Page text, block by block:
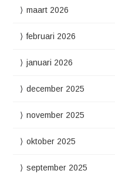
maart 2026
februari 2026
januari 2026
december 2025
november 2025
oktober 2025
september 2025